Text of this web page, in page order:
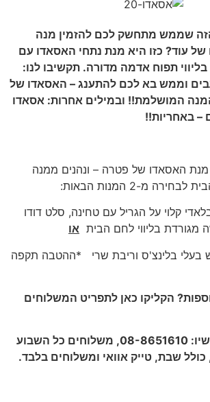
שממש מתחשק לכם להזמין מנה
עוד? כזו היא מנת נתחי האסאדו עם
תפוח אדמה מדורה. תקשיבו לנו:
וממש בא לכם להתענג – האסאדו של
המושלמת!! ובמילים אחרות: אסאדו
– באחריות!!
מנת האסאדו של פטרה – ונהנים ממנה
מ-2 המנות הבאות:
קלוי על הגריל עם טחינה, סלט דודו
מגורדת בליווי לחם הבית או
בעלי בלינצ'ס וריבת שרי *ההטבה תקפה
הקליקו כאן לתפריט המשלוחים
להזמנות צלצלו עכשיו: 08-8651610, משלוחים כל השבוע
כולל שבת, טייק אוואי ומשלוחים בלבד.